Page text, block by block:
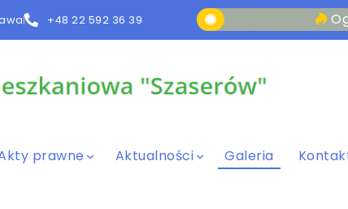
+48 22 592 36 39
prawne Aktualności Galeria